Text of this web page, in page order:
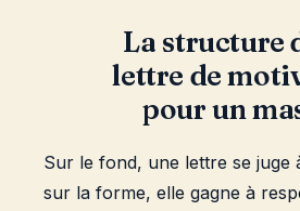
La structure
lettre de
pour un
Sur le fond, une lettre se juge
sur la forme, elle gagne à